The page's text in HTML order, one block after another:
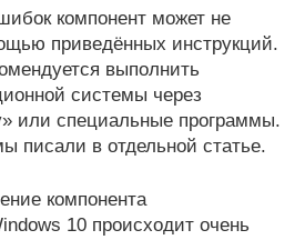
компонент может не
приведённых инструкций.
выполнить
системы через
или специальные программы.
писали в отдельной статье.
компонента
10 происходит очень